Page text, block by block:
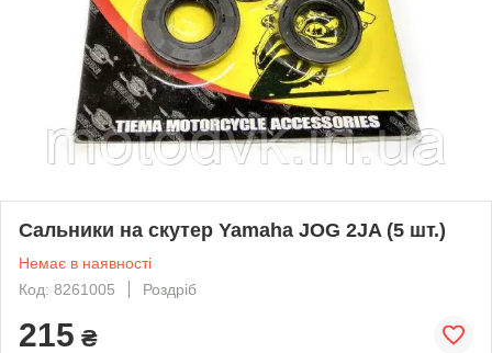
Сальники на скутер Yamaha JOG 2JA (5 шт.)
Немає в наявності
Код: 8261005
Роздріб
215 ₴